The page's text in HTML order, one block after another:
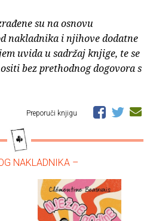
su na osnovu
nakladnika i njihove dodatne
uvida u sadržaj knjige, te se
bez prethodnog dogovora s
Preporuči knjigu
NAKLADNIKA –